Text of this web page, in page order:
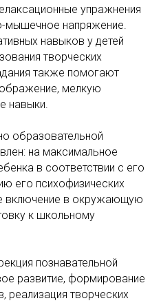
упражнения
мышечное напряжение.
навыков у детей
творческих
также помогают
мелкую
навыки.
образовательной
на максимальное
в соответствии с его
его психофизических
включение в окружающую
к школьному
познавательной
развитие, формирование
реализация творческих